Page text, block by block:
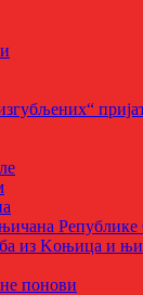
Републике
из Kоњица и
понови